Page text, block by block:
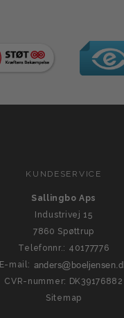
KUNDESERVICE
Sallingbo Aps
Industrivej 15
7860 Spøttrup
Telefonnr.: 40177776
E-mail:
CVR-nummer: DK39176882
Sitemap